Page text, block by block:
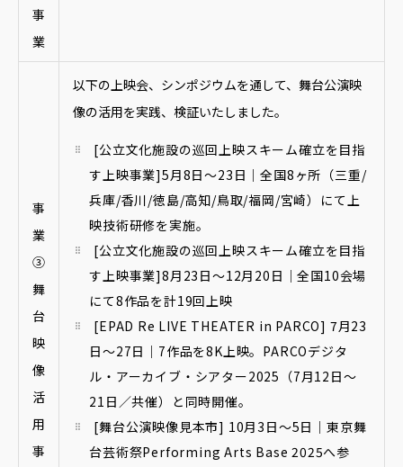
事
業
事
業
③
舞
台
映
像
活
用
事
以下の上映会、シンポジウムを通して、舞台公演映
像の活用を実践、検証いたしました。
[公立文化施設の巡回上映スキーム確立を目指
す上映事業]5月8日～23日｜全国8ヶ所（三重/
兵庫/香川/徳島/高知/鳥取/福岡/宮崎）にて上
映技術研修を実施。
[公立文化施設の巡回上映スキーム確立を目指
す上映事業]8月23日～12月20日｜全国10会場
にて8作品を計19回上映
[EPAD Re LIVE THEATER in PARCO] 7月23
日～27日｜7作品を8K上映。PARCOデジタ
ル・アーカイブ・シアター2025（7月12日～
21日／共催）と同時開催。
[舞台公演映像見本市] 10月3日～5日｜東京舞
台芸術祭Performing Arts Base 2025へ参